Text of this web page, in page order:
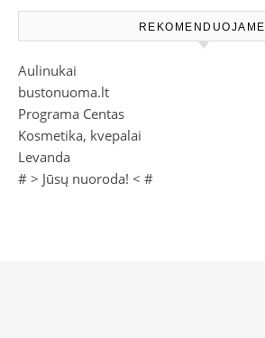
REKOMENDUOJAME
Aulinukai
bustonuoma.lt
Programa Centas
Kosmetika, kvepalai
Levanda
# > Jūsų nuoroda! < #